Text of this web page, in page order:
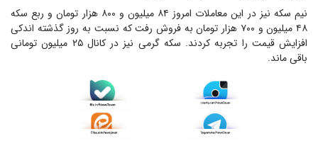
نیم سکه نیز در این معاملات امروز ۸۴ میلیون و ۸۰۰ هزار تومان و ربع سکه
۴۸ میلیون و ۷۰۰ هزار تومان به فروش رفت که نسبت به روز گذشته اندکی
افزایش قیمت را تجربه کردند. سکه گرمی نیز در کانال ۲۵ میلیون تومانی
باقی ماند.